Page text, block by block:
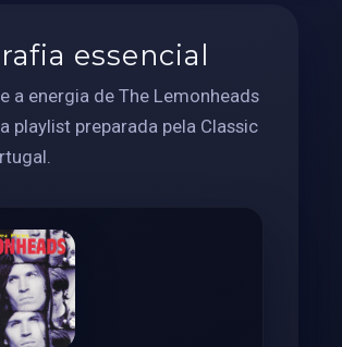
essencial
a energia de The Lemonheads
playlist preparada pela Classic